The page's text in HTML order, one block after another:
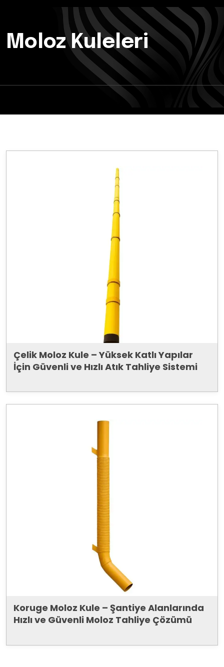
Moloz Kuleleri
Çelik Moloz Kule – Yüksek Katlı Yapılar
İçin Güvenli ve Hızlı Atık Tahliye Sistemi
Koruge Moloz Kule – Şantiye Alanlarında
Hızlı ve Güvenli Moloz Tahliye Çözümü